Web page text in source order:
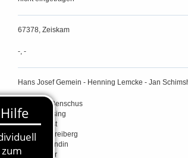
67378, Zeiskam
-, -
Hans Josef Gemein - Henning Lemcke - Jan
Wolfgang Benschus
Klaus Blässing
Klaus Christ
Ekkehard Freiberg
Barbara Landin
Albert Meier